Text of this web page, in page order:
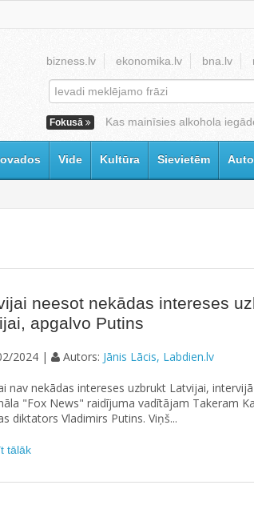
bizness.lv ekonomika.lv bna.lv
Fokusā Kas mainīsies alkohola
Vide Kultūra Sievietēm Auto
neesot nekādas intereses
apgalvo Putins
2024 | Autors: Jānis Lācis, Labdien.lv
nav nekādas intereses uzbrukt Latvijai,
"Fox News" raidījuma vadītājam Takeram
diktators Vladimirs Putins. Viņš...
tālāk